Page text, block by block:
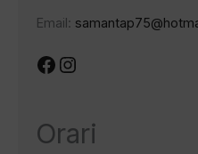
Email:
Facebook
Instagram
Orari